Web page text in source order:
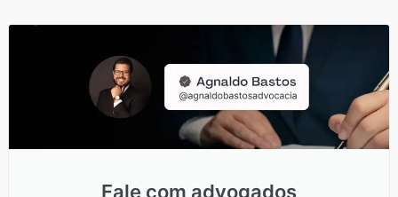
Fale com advogados